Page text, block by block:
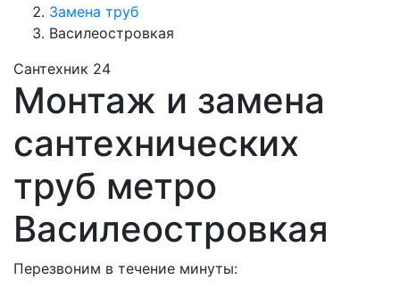
Замена труб
Василеостровкая
Сантехник 24
Монтаж и замена
сантехнических
труб метро
Василеостровкая
Перезвоним в течение минуты: